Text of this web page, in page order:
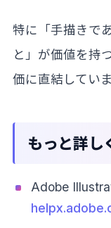
特に「手描きで
と」が価値を持
価に直結していま
もっと詳し
Adobe